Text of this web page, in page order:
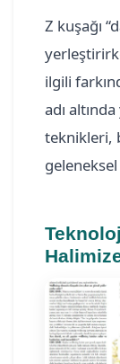
Z kuşağı
ilgili
adı
teknikleri,